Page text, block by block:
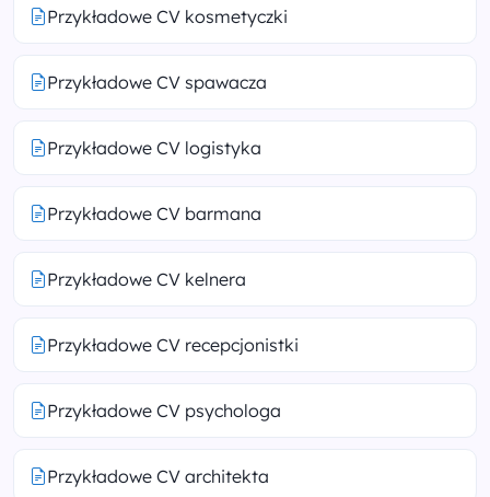
Przykładowe CV kosmetyczki
Przykładowe CV spawacza
Przykładowe CV logistyka
Przykładowe CV barmana
Przykładowe CV kelnera
Przykładowe CV recepcjonistki
Przykładowe CV psychologa
Przykładowe CV architekta